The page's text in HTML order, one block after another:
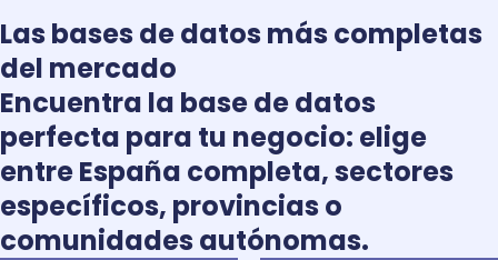
Las bases de datos más completas
del mercado
Encuentra la base de datos
perfecta para tu negocio: elige
entre España completa, sectores
específicos, provincias o
comunidades autónomas.